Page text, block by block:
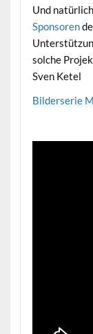
Und
Sponsoren
solche
Sven Ketel
Bilderserie